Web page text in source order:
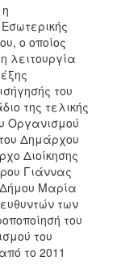
ο οποίος
λειτουργία
του
της τελικής
Οργανισμού
Δημάρχου
Διοίκησης
Γιάννας
Μαρία
των
του
του
το 2011